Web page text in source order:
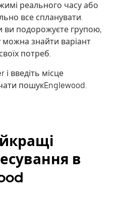
реального часу або
все спланувати.
ви подорожуєте групою,
можна знайти варіант
потреб.
і введіть місце
пошукEnglewood.
в